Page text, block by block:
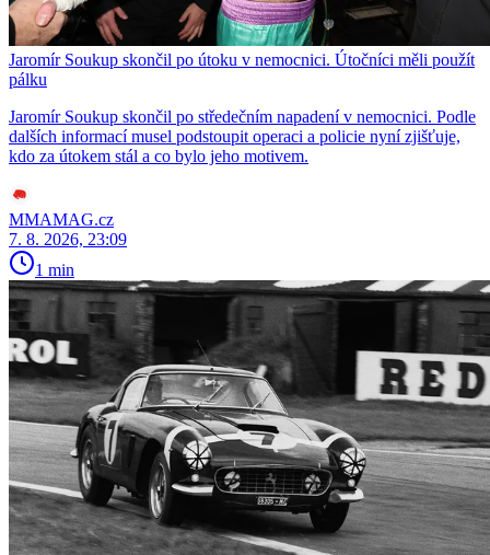
Jaromír Soukup skončil po útoku v nemocnici. Útočníci měli použít
pálku
Jaromír Soukup skončil po středečním napadení v nemocnici. Podle
dalších informací musel podstoupit operaci a policie nyní zjišťuje,
kdo za útokem stál a co bylo jeho motivem.
MMAMAG.cz
7. 8. 2026, 23:09
1 min